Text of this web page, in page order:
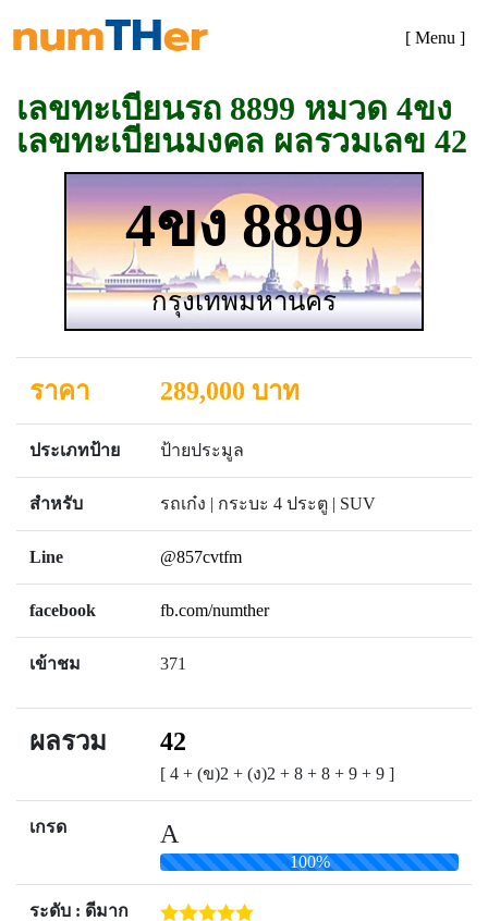
[ Menu ]
เลขทะเบียนรถ 8899 หมวด 4ขง
เลขทะเบียนมงคล ผลรวมเลข 42
4ขง 8899
กรุงเทพมหานคร
ราคา 289,000 บาท
ประเภทป้าย ป้ายประมูล
สำหรับ รถเก๋ง | กระบะ 4 ประตู | SUV
Line @857cvtfm
facebook fb.com/numther
เข้าชม 371
ผลรวม 42
[ 4 + (ข)2 + (ง)2 + 8 + 8 + 9 + 9 ]
เกรด A
100%
ระดับ : ดีมาก